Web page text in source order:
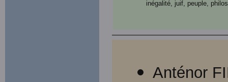
inégalité, juif, peuple,
Anténor